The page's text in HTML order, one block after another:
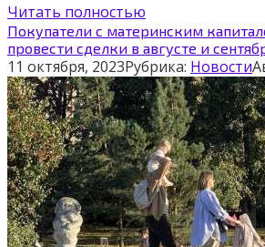
Читать полностью
Покупатели с материнским
провести сделки в августе и
11 октября, 2023Рубрика: Новости